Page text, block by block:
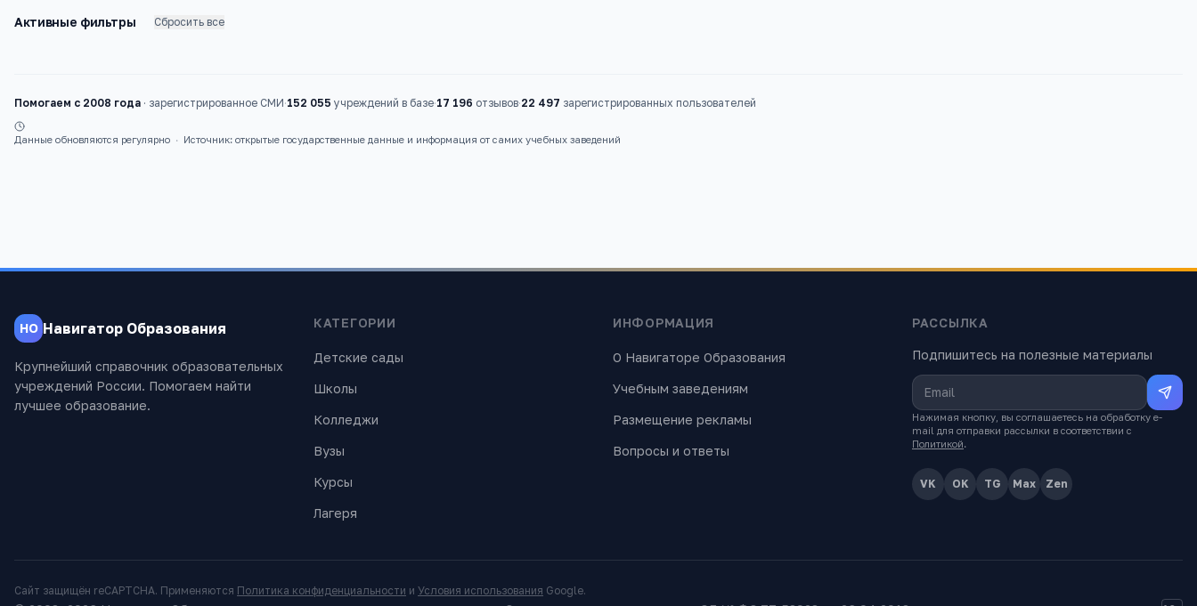
Активные фильтры Сбросить все
Помогаем с 2008 года · зарегистрированное СМИ·152 055 учреждений в базе·17 196 отзывов·22 497 зарегистрированных пользователей
Данные обновляются регулярно · Источник: открытые государственные данные и информация от самих учебных заведений
НО Навигатор Образования
Крупнейший справочник образовательных
учреждений России. Помогаем найти
лучшее образование.
КАТЕГОРИИ
Детские сады
Школы
Колледжи
Вузы
Курсы
Лагеря
ИНФОРМАЦИЯ
О Навигаторе Образования
Учебным заведениям
Размещение рекламы
Вопросы и ответы
РАССЫЛКА
Подпишитесь на полезные материалы
Нажимая кнопку, вы соглашаетесь на обработку e-
mail для отправки рассылки в соответствии с
Политикой.
VK OK TG Max Zen
Сайт защищён reCAPTCHA. Применяются Политика конфиденциальности и Условия использования Google.